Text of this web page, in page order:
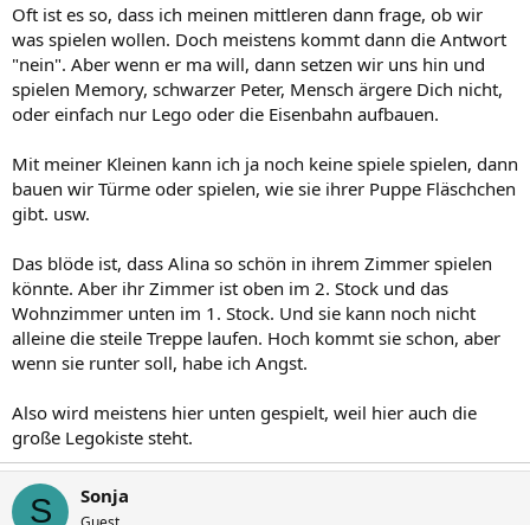
Oft ist es so, dass ich meinen mittleren dann frage, ob wir
was spielen wollen. Doch meistens kommt dann die Antwort
"nein". Aber wenn er ma will, dann setzen wir uns hin und
spielen Memory, schwarzer Peter, Mensch ärgere Dich nicht,
oder einfach nur Lego oder die Eisenbahn aufbauen.
Mit meiner Kleinen kann ich ja noch keine spiele spielen, dann
bauen wir Türme oder spielen, wie sie ihrer Puppe Fläschchen
gibt. usw.
Das blöde ist, dass Alina so schön in ihrem Zimmer spielen
könnte. Aber ihr Zimmer ist oben im 2. Stock und das
Wohnzimmer unten im 1. Stock. Und sie kann noch nicht
alleine die steile Treppe laufen. Hoch kommt sie schon, aber
wenn sie runter soll, habe ich Angst.
Also wird meistens hier unten gespielt, weil hier auch die
große Legokiste steht.
S Sonja